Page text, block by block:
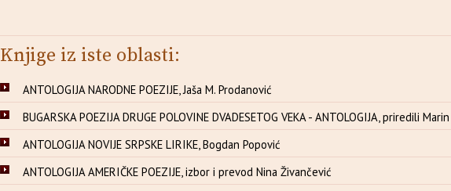
Knjige iz iste oblasti:
ANTOLOGIJA NARODNE POEZIJE, Jaša M. Prodanović
BUGARSKA POEZIJA DRUGE POLOVINE DVADESETOG VEKA - ANTOLOGIJA, priredili
ANTOLOGIJA NOVIJE SRPSKE LIRIKE, Bogdan Popović
ANTOLOGIJA AMERIČKE POEZIJE, izbor i prevod Nina Živančević